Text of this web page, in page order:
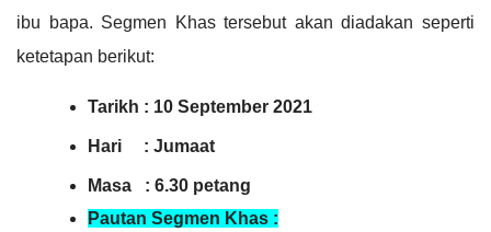
ibu bapa. Segmen Khas tersebut akan diadakan seperti
ketetapan berikut:
Tarikh : 10 September 2021
Hari     : Jumaat
Masa   : 6.30 petang
Pautan Segmen Khas :